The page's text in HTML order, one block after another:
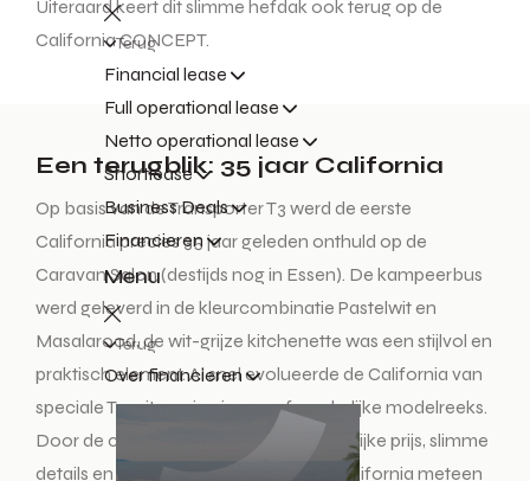
Terug
Financial lease
Full operational lease
Netto operational lease
Shortlease
Business Deals
Financieren
Menu
Terug
Over financieren
Uiteraard keert dit slimme hefdak ook terug op de
California CONCEPT.
Een terugblik: 35 jaar California
Op basis van de Transporter T3 werd de eerste
California precies 35 jaar geleden onthuld op de
Caravan Salon (destijds nog in Essen). De kampeerbus
werd geleverd in de kleurcombinatie Pastelwit en
Masalarood, de wit-grijze kitchenette was een stijlvol en
praktisch element. Al snel evolueerde de California van
speciale T3-uitvoering in een afzonderlijke modelreeks.
Door de combinatie van zijn aantrekkelijke prijs, slimme
details en robuuste techniek was de California meteen